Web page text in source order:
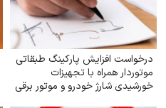
درخواست افزایش پارکینگ طبقاتی
موتوردار همراه با تجهیزات
خورشیدی شارژ خودرو و موتور برقی